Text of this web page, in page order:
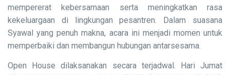
mempererat kebersamaan serta meningkatkan rasa
kekeluargaan di lingkungan pesantren. Dalam suasana
Syawal yang penuh makna, acara ini menjadi momen untuk
memperbaiki dan membangun hubungan antarsesama.
Open House dilaksanakan secara terjadwal. Hari Jumat